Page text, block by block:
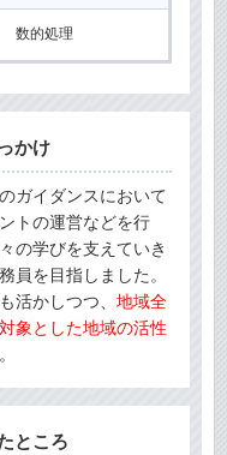
数的処理
かけ
ガイダンスにおいて
トの運営などを行
の学びを支えていき
員を目指しました。
活かしつつ、 地域全
象とした地域の活性
ところ